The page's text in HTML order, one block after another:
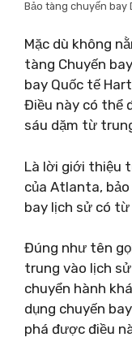
Bảo tàng chuyến bay
Mặc dù không
tàng Chuyến
bay Quốc tế
Điều này có thể
sáu dặm từ
Là lời giới thiệu
của Atlanta,
bay lịch sử có từ
Đúng như tên
trung vào lịch
chuyển hành
dụng chuyến
phá được điều